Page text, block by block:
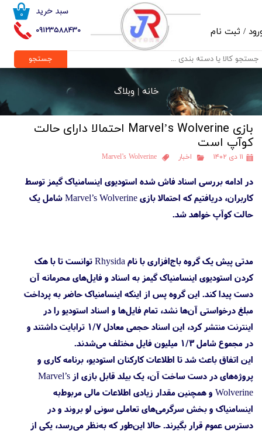
09123588430
۰ سبد خرید
/ ثبت نام
حساب کاربری من
تغییر گذر واژه
خروج از حساب کاربری
جستجو
خانه |وبلاگ
بازی Marvel’s Wolverine احتمالا دارای حالت
کوآپ است
۱۱ دی ۱۴۰۲ اخبار Marvel’s Wolverine
در ادامه بررسی اسناد فاش شده استودیوی اینسامنیاک گیمز توسط
کاربران، دریافتیم که احتمالا بازی Marvel’s Wolverine شامل یک
حالت کوآپ خواهد شد.
مدتی پیش یک گروه باج‌افزاری با نام Rhysida توانست تا با هک
کردن استودیوی اینسامنیاک گیمز به اسناد و فایل‌های محرمانه آن
دست پیدا کند. این گروه پس از اینکه اینسامنیاک حاضر به پرداخت
مبلغ درخواستی آن‌ها نشد، تمام فایل‌ها و اسناد استودیو را در
اینترنت منتشر کرد، این اسناد حجمی معادل ۱/۷ ترابایت داشتند و
در مجموع شامل ۱/۳ میلیون فایل مختلف می‌شدند.
این اتفاق باعث شد تا اطلاعات کارکنان استودیو، برنامه کاری و
پروژه‌های در دست ساخت آن، یک بیلد قابل بازی از Marvel’s
Wolverine و همچنین مقدار زیادی اطلاعات مالی مربوط‌به
اینسامنیاک و بخش سرگرمی‌های تعاملی سونی لو بروند و در
دسترس عموم قرار بگیرند. حالا این‌طور که به‌نظر می‌رسد، یکی از